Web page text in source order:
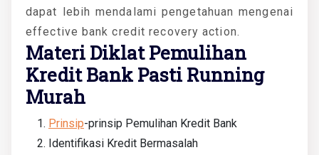
dapat lebih mendalami pengetahuan mengenai
effective bank credit recovery action.
Materi Diklat Pemulihan
Kredit Bank Pasti Running
Murah
Prinsip-prinsip Pemulihan Kredit Bank
Identifikasi Kredit Bermasalah